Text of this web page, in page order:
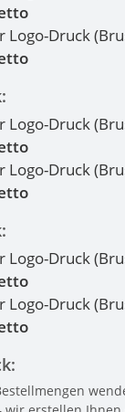
Logo-Druck
Logo-Druck
Logo-Druck
Logo-Druck
Logo-Druck